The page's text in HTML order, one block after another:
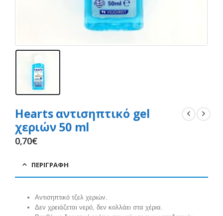
Hearts αντισηπτικό gel
χεριών 50 ml
0,70€
ΠΕΡΙΓΡΑΦΉ
Αντισηπτικό τζελ χεριών.
Δεν χρειάζεται νερό, δεν κολλάει στα χέρια.